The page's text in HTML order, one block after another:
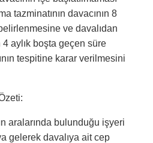
tazminatının davacının 8
ve davalıdan
aylık boşta geçen süre
tespitine karar verilmesini
aralarında bulunduğu işyeri
gelerek davalıya ait cep